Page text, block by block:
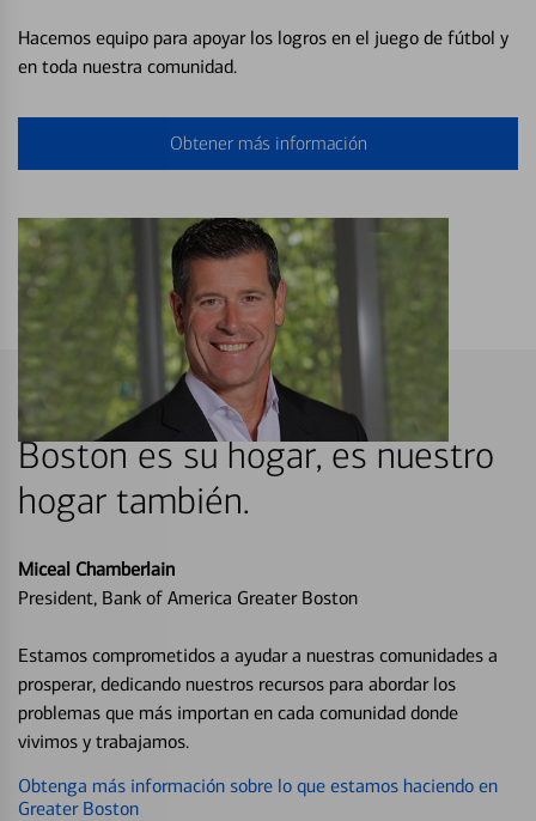
Hacemos equipo para apoyar los logros en el juego de fútbol y
en toda nuestra comunidad.
Obtener más información
Boston es su hogar, es nuestro
hogar también.
Miceal Chamberlain
President, Bank of America Greater Boston
Estamos comprometidos a ayudar a nuestras comunidades a
prosperar, dedicando nuestros recursos para abordar los
problemas que más importan en cada comunidad donde
vivimos y trabajamos.
Obtenga más información sobre lo que estamos haciendo en
Greater Boston